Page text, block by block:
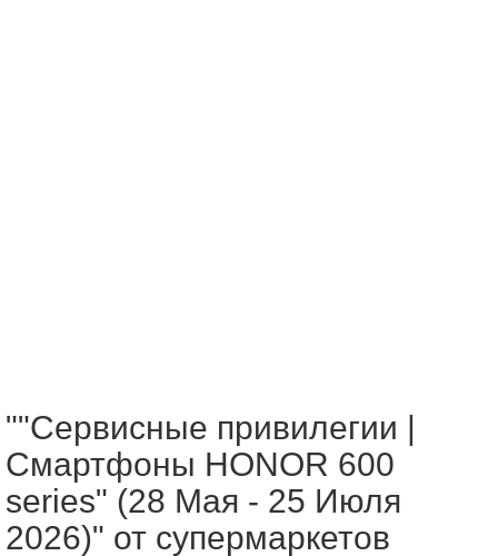
""Сервисные привилегии |
Смартфоны HONOR 600
series" (28 Мая - 25 Июля
2026)" от супермаркетов